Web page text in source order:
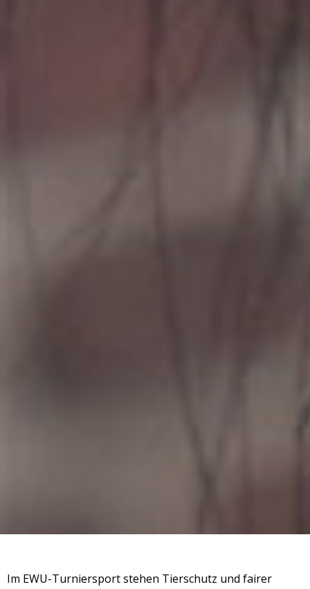
Im EWU-Turniersport stehen Tierschutz und fairer